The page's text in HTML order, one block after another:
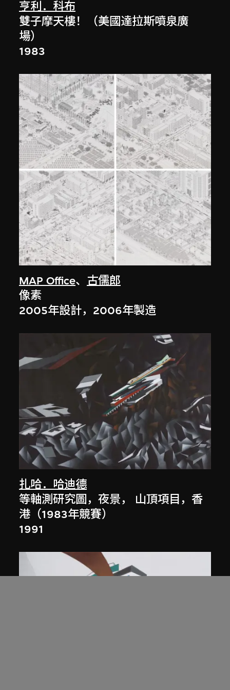
亨利．科布
雙子摩天樓！（美國達拉斯噴泉廣
場）
1983
MAP Office、 古儒郎
像素
2005年設計，2006年製造
扎哈．哈迪德
等軸測研究圖，夜景， 山頂項目，香
港（1983年競賽）
1991